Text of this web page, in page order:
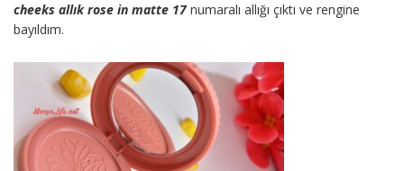
cheeks allık rose in matte 17numaralı allığı çıktı ve rengine
bayıldım.